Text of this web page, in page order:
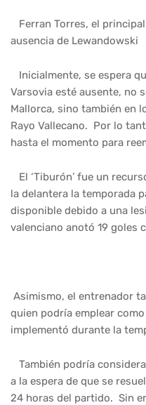
Ferran Torres, el
ausencia de Lewandowski
Inicialmente, se espera
Varsovia esté ausente, no
Mallorca, sino también en
Rayo Vallecano. Por lo
hasta el momento para
El ‘Tiburón’ fue un
la delantera la temporada
disponible debido a una
valenciano anotó 19 goles
Asimismo, el entrenador
quien podría emplear como
implementó durante la
También podría
a la espera de que se
24 horas del partido. Sin